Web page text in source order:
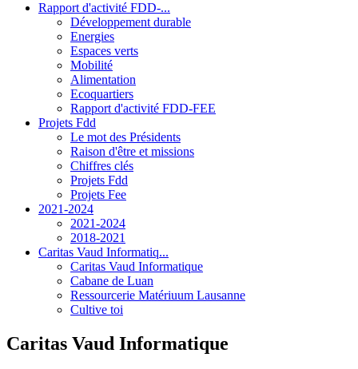
Rapport d'activité FDD-...
Développement durable
Energies
Espaces verts
Mobilité
Alimentation
Ecoquartiers
Rapport d'activité FDD-FEE
Projets Fdd
Le mot des Présidents
Raison d'être et missions
Chiffres clés
Projets Fdd
Projets Fee
2021-2024
2021-2024
2018-2021
Caritas Vaud Informatiq...
Caritas Vaud Informatique
Cabane de Luan
Ressourcerie Matériuum Lausanne
Cultive toi
Caritas Vaud Informatique